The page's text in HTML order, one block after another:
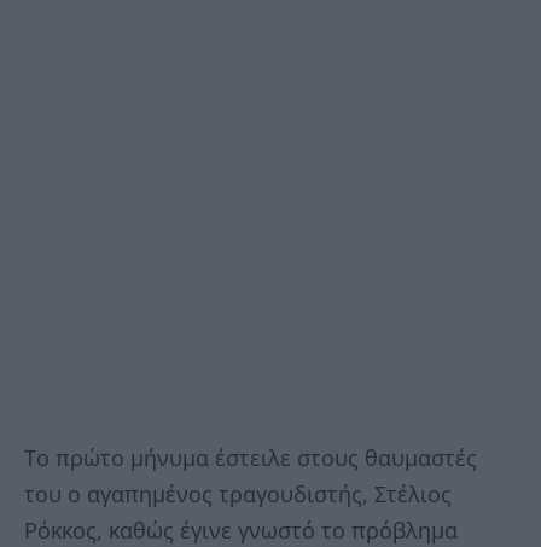
Το πρώτο μήνυμα έστειλε στους θαυμαστές
του ο αγαπημένος τραγουδιστής, Στέλιος
Ρόκκος, καθώς έγινε γνωστό το πρόβλημα